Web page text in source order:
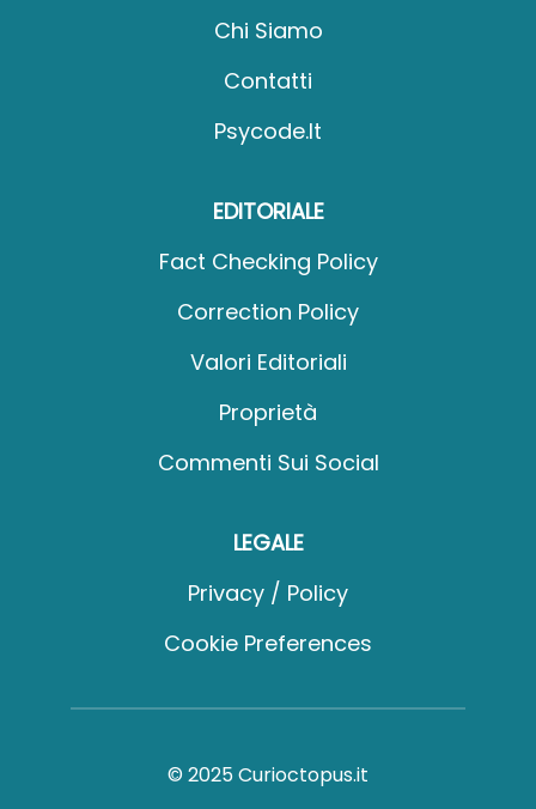
Chi Siamo
Contatti
Psycode.it
EDITORIALE
Fact Checking Policy
Correction Policy
Valori Editoriali
Proprietà
Commenti Sui Social
LEGALE
Privacy / Policy
Cookie Preferences
© 2025 Curioctopus.it